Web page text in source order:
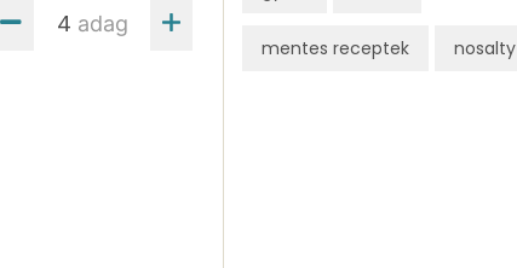
adag
mentes receptek nosalty